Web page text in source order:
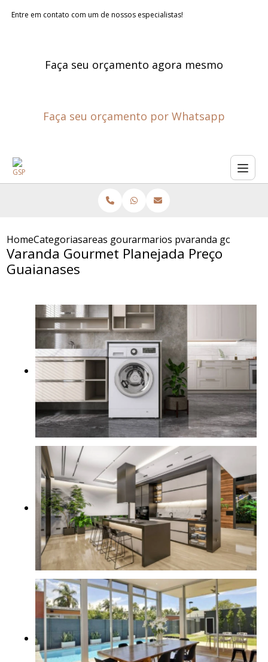
Entre em contato com um de nossos especialistas!
Faça seu orçamento agora mesmo
Faça seu orçamento por Whatsapp
HomeCategoriasareas gourmet planejadas
armarios planejados para
varanda gourmet
Varanda Gourmet Planejada Preço
Guaianases